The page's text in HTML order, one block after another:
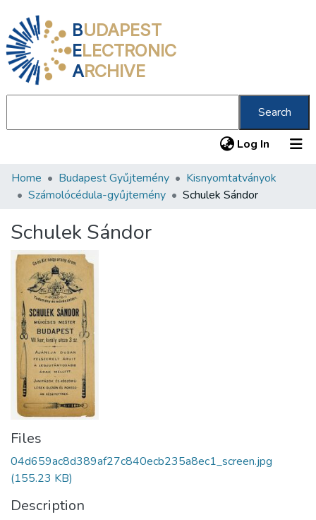
BUDAPEST
ELECTRONIC
ARCHIVE
Search
Log In (current)
Communities & Collections
Statistics
About us
Home Budapest Gyűjtemény
Kisnyomtatványok
Számolócédula-gyűjtemény
Schulek Sándor
Schulek Sándor
Files
04d659ac8d389af27c840ecb235a8ec1_screen.jpg
(155.23 KB)
Description